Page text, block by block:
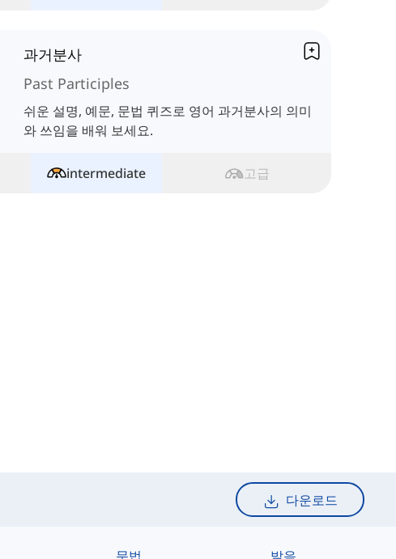
과거분사
Past Participles
쉬운 설명, 예문, 문법 퀴즈로 영어 과거분사의 의미
와 쓰임을 배워 보세요.
intermediate 고급
다운로드